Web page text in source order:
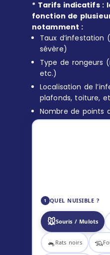
* Tarifs indicatifs :
fonction de
notamment :
Taux d’infestation
sévère)
Type de rongeurs
etc.)
Localisation de
plafonds, toiture,
Nombre de points
1 QUEL NUISIBLE ?
🐭Souris / Mulots
🐁 Rats noirs 🦡